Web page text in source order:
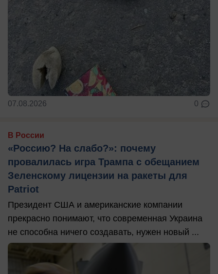
07.08.2026 0
В России
«Россию? На слабо?»: почему
провалилась игра Трампа с обещанием
Зеленскому лицензии на ракеты для
Patriot
Президент США и американские компании
прекрасно понимают, что современная Украина
не способна ничего создавать, нужен новый ...